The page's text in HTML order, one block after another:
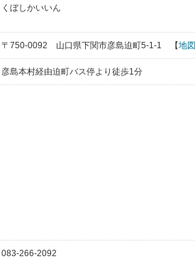
くぼしかいいん
〒750-0092 山口県下関市彦島迫町5-1-1 【地図
彦島本村経由迫町バス停より徒歩1分
083-266-2092